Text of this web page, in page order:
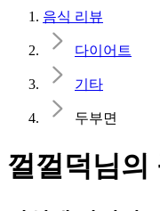
음식 리뷰
다이어트
기타
두부면
껄껄덕님의